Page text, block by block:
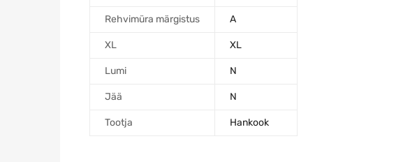
Rehvimüra märgistus A
XL XL
Lumi N
Jää N
Tootja Hankook